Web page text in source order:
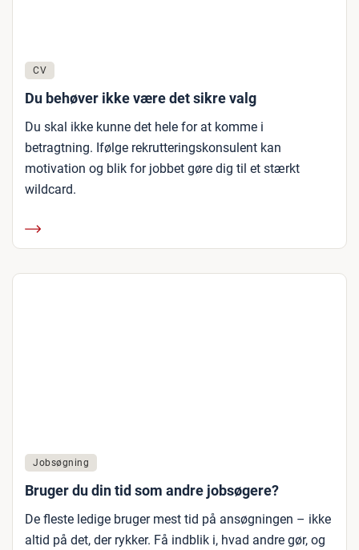
CV
Du behøver ikke være det sikre valg
Du skal ikke kunne det hele for at komme i
betragtning. Ifølge rekrutteringskonsulent kan
motivation og blik for jobbet gøre dig til et stærkt
wildcard.
Jobsøgning
Bruger du din tid som andre jobsøgere?
De fleste ledige bruger mest tid på ansøgningen – ikke
altid på det, der rykker. Få indblik i, hvad andre gør, og